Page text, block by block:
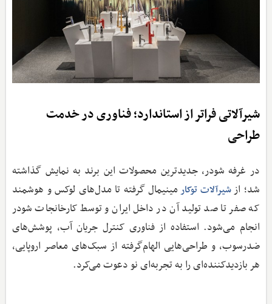
شیرآلاتی فراتر از استاندارد؛ فناوری در خدمت
طراحی
در غرفه شودر، جدیدترین محصولات این برند به نمایش گذاشته
شد؛ ازشیرآلاتتوکارمینیمال گرفته تا مدل‌های لوکس و هوشمند
که صفر تا صد تولید آن در داخل ایران و توسط کارخانجات شودر
انجام می‌شود. استفاده از فناوری کنترل جریان آب، پوشش‌های
ضد‌رسوب، و طراحی‌هایی الهام‌گرفته از سبک‌های معاصر اروپایی،
هر بازدیدکننده‌ای را به تجربه‌ای نو دعوت می‌کرد.